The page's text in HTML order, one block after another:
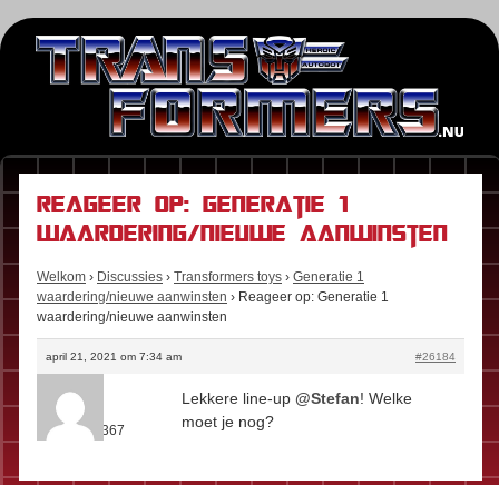
Reageer op: Generatie 1
waardering/nieuwe aanwinsten
Welkom › Discussies › Transformers toys › Generatie 1
waardering/nieuwe aanwinsten › Reageer op: Generatie 1
waardering/nieuwe aanwinsten
april 21, 2021 om 7:34 am #26184
Kees
Rol:
Fan
Berichten:
367
Lekkere line-up @Stefan! Welke
moet je nog?